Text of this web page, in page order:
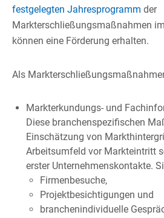
festgelegten Jahresprogramm der
Markterschließungsmaßnahmen
können eine Förderung erhalten.
Als
Markterkundungs- und
Diese branchenspezifischen
Einschätzung von
Arbeitsumfeld vor Markteintritt
erster Unternehmenskontakte.
Firmenbesuche,
Projektbesichtigungen und
branchenindividuelle